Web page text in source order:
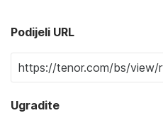
Podijeli URL
Ugradite